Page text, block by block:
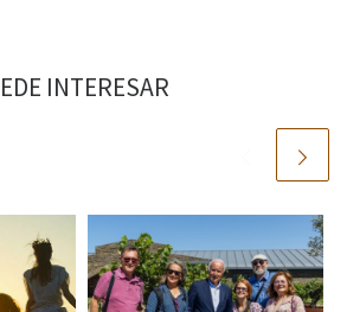
INTERESAR